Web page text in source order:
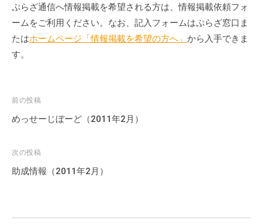
ぷらざ通信へ情報掲載を希望される方は、情報掲載依頼フォ
ームをご利用ください。なお、記入フォームはぷらざ窓口ま
たはホームページ「情報掲載を希望の方へ」 から入手できま
す。
投
稿
ビ
ゲ
ョ
前の投稿
めっせーじぼーど（2011年2月）
次の投稿
助成情報（2011年2月）